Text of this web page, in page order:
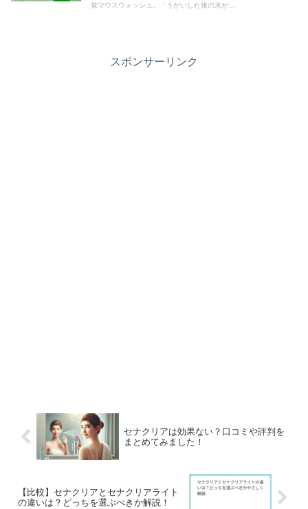
覚マウスウォッシュ。「うがいした後の水が...
スポンサーリンク
セナクリアは効果ない？口コミや評判を
まとめてみました！
【比較】セナクリアとセナクリアライト
の違いは？どっちを選ぶべきか解説！